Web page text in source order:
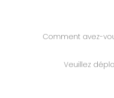
Comment avez-
Veuillez